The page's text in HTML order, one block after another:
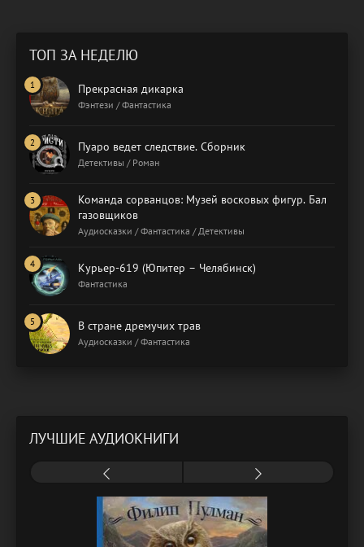
ТОП ЗА НЕДЕЛЮ
Прекрасная дикарка
Фэнтези / Фантастика
Пуаро ведет следствие. Сборник
Детективы / Роман
Команда сорванцов: Музей восковых фигур. Бал
газовщиков
Аудиосказки / Фантастика / Детективы
Курьер-619 (Юпитер – Челябинск)
Фантастика
В стране дремучих трав
Аудиосказки / Фантастика
ЛУЧШИЕ АУДИОКНИГИ